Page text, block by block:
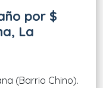
por $
La
(Barrio Chino).